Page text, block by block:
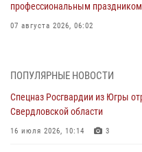
профессиональным праздником
07 августа 2026, 06:02
Военнослужащие Росгвардии
направлении
ПОПУЛЯРНЫЕ НОВОСТИ
Спецназ Росгвардии из Югры
Свердловской области
16 июля 2026, 10:14 3